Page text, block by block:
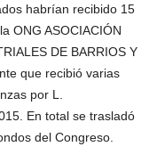
habrían recibido 15
ONG ASOCIACIÓN
DE BARRIOS Y
que recibió varias
por L.
En total se trasladó
del Congreso.